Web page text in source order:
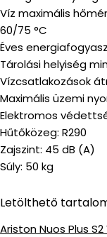
Víz maximális
60/75 °C
Éves
Tárolási helyiség
Vízcsatlakozások
Maximális üzemi
Elektromos
Hűtőközeg: R290
Zajszint: 45 dB (A)
Súly: 50 kg
Letölthető
Ariston Nuos Plus